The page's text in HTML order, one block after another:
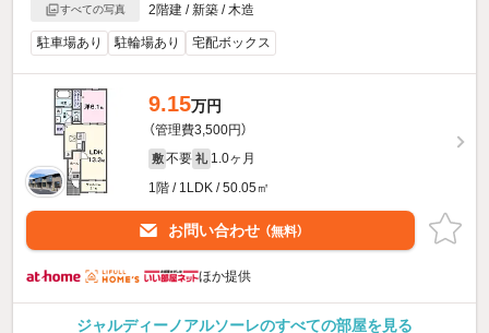
すべての写真
2階建 / 新築 / 木造
駐車場あり 駐輪場あり 宅配ボックス
9.15万円
（管理費3,500円）
敷 不要 礼 1.0ヶ月
1階 / 1LDK / 50.05㎡
お問い合わせ （無料）
ほか提供
ジャルディーノアルソーレのすべての部屋を見る